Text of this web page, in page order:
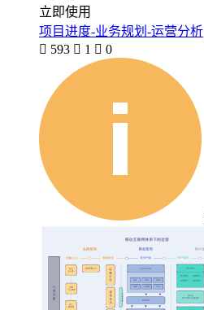
立即使用
项目进度-业务规划-运营分析
 593  1  0